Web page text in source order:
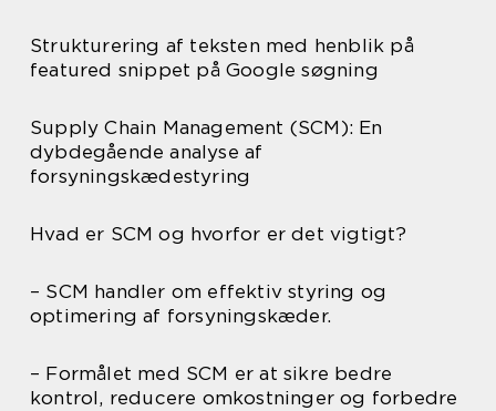
Strukturering af teksten med henblik på
featured snippet på Google søgning
Supply Chain Management (SCM): En
dybdegående analyse af
forsyningskædestyring
Hvad er SCM og hvorfor er det vigtigt?
– SCM handler om effektiv styring og
optimering af forsyningskæder.
– Formålet med SCM er at sikre bedre
kontrol, reducere omkostninger og forbedre